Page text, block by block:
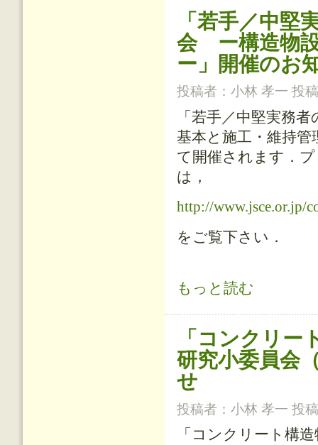
「若手／中堅
会 ー構造物
ー」開催のお
投稿者： 小林 孝一 投
「若手／中堅実務
基本と施工・維持管
て開催されます．
は，
http://www.jsce.or.jp/
をご覧下さい．
「若手／中堅実務者のためのコン
ついて
もっと読む
「コンクリー
研究小委員会
せ
投稿者： 小林 孝一 投
「コンクリート構